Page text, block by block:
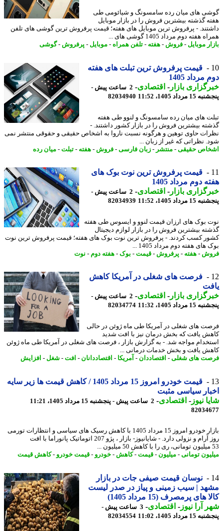
های میان رده سامسونگ و شیائومی طی
گذشته بیشترین فروش را در بازار موبایل
- پرفروش ترین موبایل های هفته؛ قیمت پرفروش ترین گوشی های تلفن
هفته دوم مرداد 1405 گوشی های ...
موبایل-فروش -هفته-تلفن همراه- موبایل-پرفروش -گوشی
قیمت پرفروش ترین تبلت های هفته
1405
بازار- اقتصادی- 2 ساعت پیش -
1405، 11:52
82034940
های میان رده سامسونگ و لنوو طی هفته
بیشترین فروش را در بازار کشور داشتند. -
حاوی توهین و هرگونه نسبت ناروا به اشخاص حقیقی و حقوقی منتشر نمی
نظراتی که غیر از زبان ...
حقیقی-منتشر-زبان فارسی -فروش -هفته-تبلت-میان رده
قیمت پرفروش ترین نوت بوک های
دوم مرداد 1405
بازار- اقتصادی- 2 ساعت پیش -
1405، 11:52
82034939
بوک های ارزان قیمت لنوو و ایسوس طی هفته
بیشترین فروش را در بازار لوازم دیجیتال
کسب کردند. - پرفروش ترین نوت بوک های هفته؛ قیمت پرفروش ترین نوت
هفته دوم مرداد 1405 ...
-هفته-پرفروش -قیمت-بوک -هفته دوم -نوت
فرصت های شغلی در آمریکا کاهش
بازار- اقتصادی- 2 ساعت پیش -
1405، 11:32
82034774
های شغلی در آمریکا طی ماه ژوئن در حالی
یافت که بخش درمان نیز با افت شدید
مواجه شد. - به گزارش بازار ، فرصت های شغلی در آمریکا طی ماه ژوئن
یافت و بخش خدمات درمانی ...
های شغلی-اقتصاددان- آمریکا- اقتصاددانان-افت -شغل-افزایش
قیمت خودرو امروز 15 مرداد 1405 / کاهش قیمت ها زیر سایه
سیاسی مثبت
نیوز-اقتصادی-2 ساعت پیش - پنجشنبه 15 مرداد 1405، 11:21
بازار خودرو امروز 15 مرداد 1405 با کاهش رسیک های سیاسی و انتظارات تورمی
روز آرام و نزولی دارد. - شایانیوز- بازار ، پژو 207 اتوماتیک پانوراما با افت
تومانی-میلیون-قیمت-کاهش-خودرو-قیمت خودرو-کاهش قیمت
نوسان قیمت صیفی جات در بازار
| سیب زمینی و پیاز در صدر لیست
های پرمصرف (15 مرداد 1405)
آرا نیوز-اقتصادی- 3 ساعت پیش -
1405، 11:02
82034554